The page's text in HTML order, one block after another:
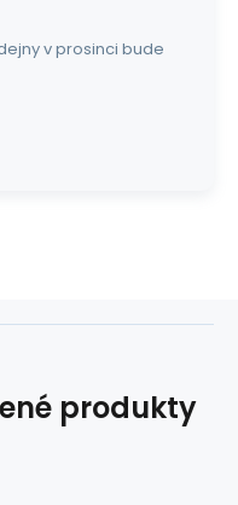
v prosinci bude
produkty